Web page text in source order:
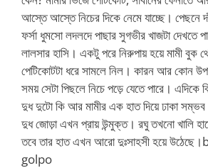
আস্তে আস্তে নিচের দিকে নেমে যাচ্ছে। পেছনে
ফর্সা ধুমসো লদলদে পাছার সুগভীর খাজটা দেখতে
লালসার হাসি। একটু পরে নিরুপায় হয়ে মামী বুক
পেটিকোটটা ধরে সামলে নিল। কারন আর কোন
সময় সেটা পিছলে নিচে পড়ে যেতে পারে। এদিকে
দুধ দুটো কি আর মামীর এক হাত দিয়ে ঢাকা
দুধ জোড়া এখন প্রায় উন্মুক্ত। রঘু তখনো খালি
তবে তার হাত এখন আরো দুঃসাহসী হয়ে
golpo